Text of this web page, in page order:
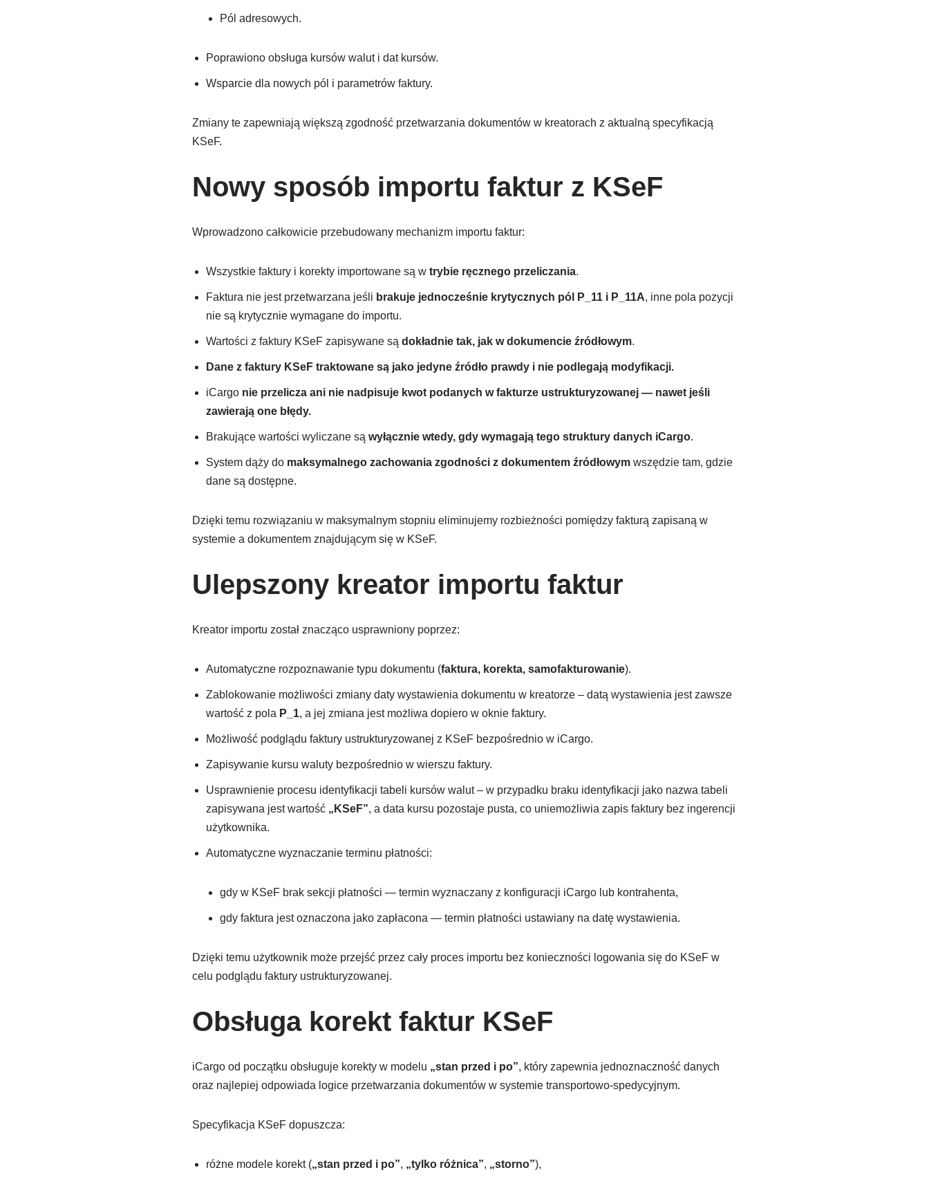
Pól adresowych.
Poprawiono obsługa kursów walut i dat kursów.
Wsparcie dla nowych pól i parametrów faktury.
Zmiany te zapewniają większą zgodność przetwarzania dokumentów w kreatorach z aktualną specyfikacją
KSeF.
Nowy sposób importu faktur z KSeF
Wprowadzono całkowicie przebudowany mechanizm importu faktur:
Wszystkie faktury i korekty importowane są w trybie ręcznego przeliczania.
Faktura nie jest przetwarzana jeśli brakuje jednocześnie krytycznych pól P_11 i P_11A, inne pola pozycji
nie są krytycznie wymagane do importu.
Wartości z faktury KSeF zapisywane są dokładnie tak, jak w dokumencie źródłowym.
Dane z faktury KSeF traktowane są jako jedyne źródło prawdy i nie podlegają modyfikacji.
iCargo nie przelicza ani nie nadpisuje kwot podanych w fakturze ustrukturyzowanej — nawet jeśli
zawierają one błędy.
Brakujące wartości wyliczane są wyłącznie wtedy, gdy wymagają tego struktury danych iCargo.
System dąży do maksymalnego zachowania zgodności z dokumentem źródłowymwszędzie tam, gdzie
dane są dostępne.
Dzięki temu rozwiązaniu w maksymalnym stopniu eliminujemy rozbieżności pomiędzy fakturą zapisaną w
systemie a dokumentem znajdującym się w KSeF.
Ulepszony kreator importu faktur
Kreator importu został znacząco usprawniony poprzez:
Automatyczne rozpoznawanie typu dokumentu (faktura, korekta, samofakturowanie).
Zablokowanie możliwości zmiany daty wystawienia dokumentu w kreatorze – datą wystawienia jest zawsze
wartość z pola P_1, a jej zmiana jest możliwa dopiero w oknie faktury.
Możliwość podglądu faktury ustrukturyzowanej z KSeF bezpośrednio w iCargo.
Zapisywanie kursu waluty bezpośrednio w wierszu faktury.
Usprawnienie procesu identyfikacji tabeli kursów walut – w przypadku braku identyfikacji jako nazwa tabeli
zapisywana jest wartość „KSeF”, a data kursu pozostaje pusta, co uniemożliwia zapis faktury bez ingerencji
użytkownika.
Automatyczne wyznaczanie terminu płatności:
gdy w KSeF brak sekcji płatności — termin wyznaczany z konfiguracji iCargo lub kontrahenta,
gdy faktura jest oznaczona jako zapłacona — termin płatności ustawiany na datę wystawienia.
Dzięki temu użytkownik może przejść przez cały proces importu bez konieczności logowania się do KSeF w
celu podglądu faktury ustrukturyzowanej.
Obsługa korekt faktur KSeF
iCargo od początku obsługuje korekty w modelu „stan przed i po”, który zapewnia jednoznaczność danych
oraz najlepiej odpowiada logice przetwarzania dokumentów w systemie transportowo-spedycyjnym.
Specyfikacja KSeF dopuszcza:
różne modele korekt („stan przed i po”, „tylko różnica”, „storno”),